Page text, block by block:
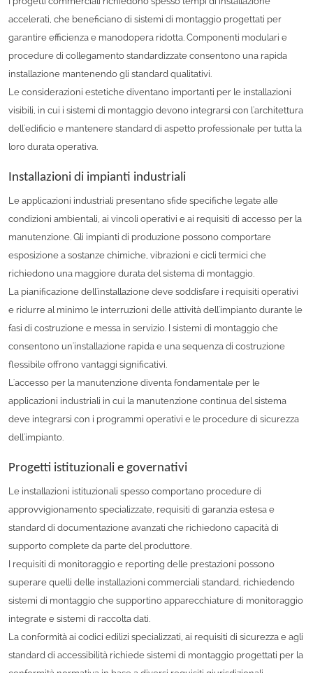
accelerati, che beneficiano di sistemi di montaggio progettati per
garantire efficienza e manodopera ridotta. Componenti modulari e
procedure di collegamento standardizzate consentono una rapida
installazione mantenendo gli standard qualitativi.
Le considerazioni estetiche diventano importanti per le installazioni
visibili, in cui i sistemi di montaggio devono integrarsi con l'architettura
dell'edificio e mantenere standard di aspetto professionale per tutta la
loro durata operativa.
Installazioni di impianti industriali
Le applicazioni industriali presentano sfide specifiche legate alle
condizioni ambientali, ai vincoli operativi e ai requisiti di accesso per la
manutenzione. Gli impianti di produzione possono comportare
esposizione a sostanze chimiche, vibrazioni e cicli termici che
richiedono una maggiore durata del sistema di montaggio.
La pianificazione dell'installazione deve soddisfare i requisiti operativi
e ridurre al minimo le interruzioni delle attività dell'impianto durante le
fasi di costruzione e messa in servizio. I sistemi di montaggio che
consentono un'installazione rapida e una sequenza di costruzione
flessibile offrono vantaggi significativi.
L'accesso per la manutenzione diventa fondamentale per le
applicazioni industriali in cui la manutenzione continua del sistema
deve integrarsi con i programmi operativi e le procedure di sicurezza
dell'impianto.
Progetti istituzionali e governativi
Le installazioni istituzionali spesso comportano procedure di
approvvigionamento specializzate, requisiti di garanzia estesa e
standard di documentazione avanzati che richiedono capacità di
supporto complete da parte del produttore.
I requisiti di monitoraggio e reporting delle prestazioni possono
superare quelli delle installazioni commerciali standard, richiedendo
sistemi di montaggio che supportino apparecchiature di monitoraggio
integrate e sistemi di raccolta dati.
La conformità ai codici edilizi specializzati, ai requisiti di sicurezza e agli
standard di accessibilità richiede sistemi di montaggio progettati per la